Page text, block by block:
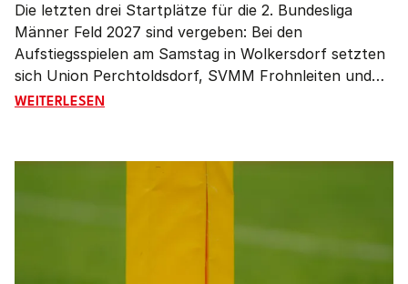
Die letzten drei Startplätze für die 2. Bundesliga
Männer Feld 2027 sind vergeben: Bei den
Aufstiegsspielen am Samstag in Wolkersdorf setzten
sich Union Perchtoldsdorf, SVMM Frohnleiten und
DSG SU Hirschbach gegen Gastgeber SPG
Temperaturen ein spannender und durchwegs fairer
WEITERLESENPERCHTOLDSDORF BLEIBT UNGESCHLAGEN – DIESE